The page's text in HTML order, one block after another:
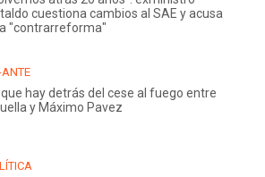
cuestiona cambios al SAE y acusa
"contrarreforma"
ANTE
que hay detrás del cese al fuego entre
y Máximo Pavez